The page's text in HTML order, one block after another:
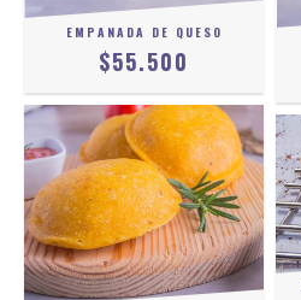
EMPANADA DE QUESO
$55.500